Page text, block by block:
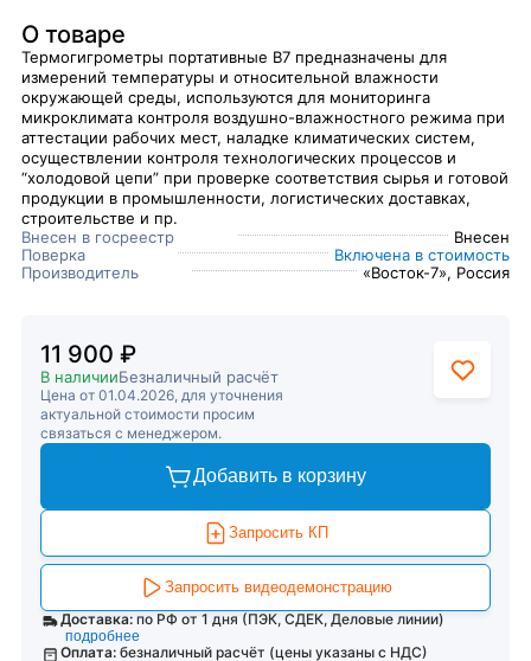
О товаре
Термогигрометры портативные В7 предназначены для
измерений температуры и относительной влажности
окружающей среды, используются для мониторинга
микроклимата контроля воздушно-влажностного режима при
аттестации рабочих мест, наладке климатических систем,
осуществлении контроля технологических процессов и
“холодовой цепи” при проверке соответствия сырья и готовой
продукции в промышленности, логистических доставках,
строительстве и пр.
Внесен в госреестр
Внесен
Поверка
Включена в стоимость
Производитель
«Восток-7», Россия
11 900 ₽
В наличииБезналичный расчёт
Цена от 01.04.2026, для уточнения
актуальной стоимости просим
связаться с менеджером.
Добавить в корзину
Запросить КП
Запросить видеодемонстрацию
Доставка: по РФ от 1 дня (ПЭК, СДЕК, Деловые линии)
подробнее
Оплата: безналичный расчёт (цены указаны с НДС)